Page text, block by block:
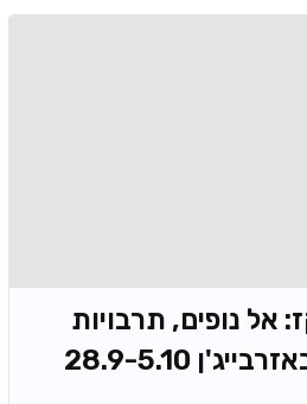
אל נופים, תרבויות
28.9-5.10